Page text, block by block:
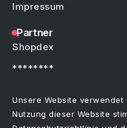
Impressum
Partner
Shopdex
********
Unsere Website verwendet
Nutzung dieser Website